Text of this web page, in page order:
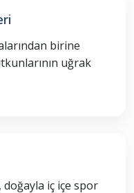
birine
uğrak
iç içe spor